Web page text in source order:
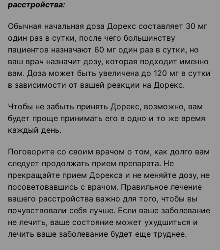
расстройства:
Обычная начальная доза Дорекс составляет 30 мг
один раз в сутки, после чего большинству
пациентов назначают 60 мг один раз в сутки, но
ваш врач назначит дозу, которая подходит именно
вам. Доза может быть увеличена до 120 мг в сутки
в зависимости от вашей реакции на Дорекс.
Чтобы не забыть принять Дорекс, возможно, вам
будет проще принимать его в одно и то же время
каждый день.
Поговорите со своим врачом о том, как долго вам
следует продолжать прием препарата. Не
прекращайте прием Дорекса и не меняйте дозу, не
посоветовавшись с врачом. Правильное лечение
вашего расстройства важно для того, чтобы вы
почувствовали себя лучше. Если ваше заболевание
не лечить, ваше состояние может ухудшиться и
лечить ваше заболевание будет еще труднее.